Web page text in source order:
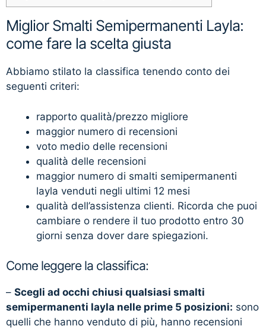
Miglior Smalti Semipermanenti Layla:
come fare la scelta giusta
Abbiamo stilato la classifica tenendo conto dei
seguenti criteri:
rapporto qualità/prezzo migliore
maggior numero di recensioni
voto medio delle recensioni
qualità delle recensioni
maggior numero di smalti semipermanenti
layla venduti negli ultimi 12 mesi
qualità dell’assistenza clienti. Ricorda che puoi
cambiare o rendere il tuo prodotto entro 30
giorni senza dover dare spiegazioni.
Come leggere la classifica:
– Scegli ad occhi chiusi qualsiasi smalti
semipermanenti layla nelle prime 5 posizioni: sono
quelli che hanno venduto di più, hanno recensioni